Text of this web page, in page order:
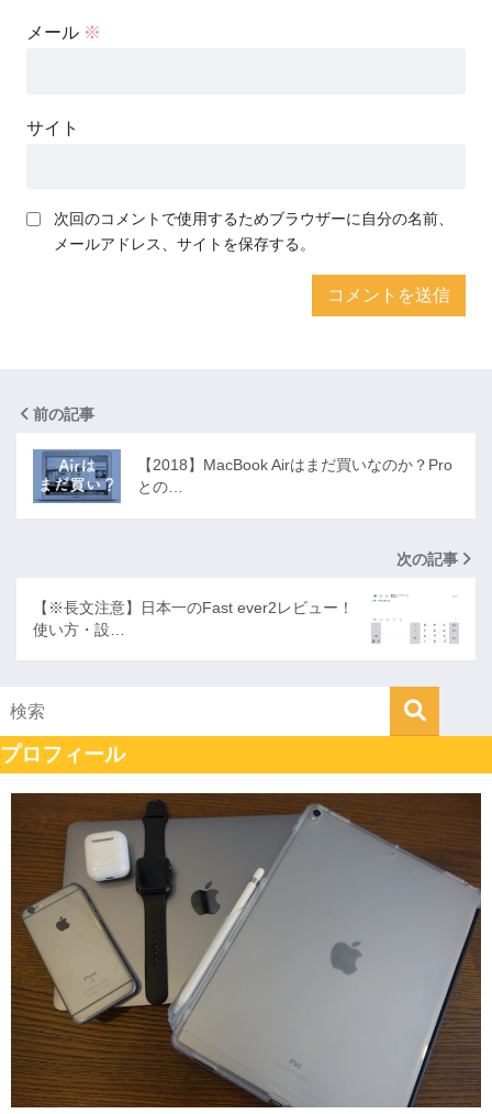
メール ※
サイト
次回のコメントで使用するためブラウザーに自分の名前、
メールアドレス、サイトを保存する。
前の記事
【2018】MacBook Airはまだ買いなのか？Pro
との…
次の記事
【※長文注意】日本一のFast ever2レビュー！
使い方・設…
プロフィール